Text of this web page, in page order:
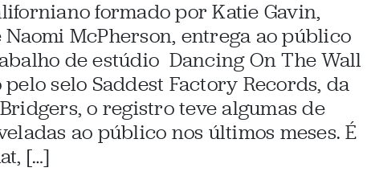
formado por Katie Gavin,
Naomi McPherson, entrega ao público
de estúdio Dancing On The Wall
selo Saddest Factory Records, da
o registro teve algumas de
ao público nos últimos meses. É
[…]